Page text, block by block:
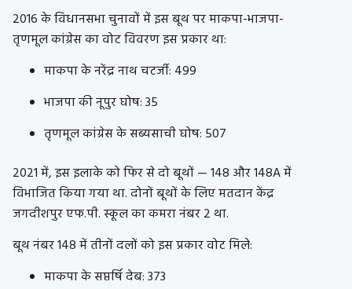
2016 के विधानसभा चुनावों में इस बूथ पर माकपा-भाजपा-
तृणमूल कांग्रेस का वोट विवरण इस प्रकार था:
माकपा के नरेंद्र नाथ चटर्जी: 499
भाजपा की नूपुर घोष: 35
तृणमूल कांग्रेस के सब्यसाची घोष: 507
2021 में, इस इलाके को फिर से दो बूथों — 148 और 148A में
विभाजित किया गया था. दोनों बूथों के लिए मतदान केंद्र
जगदीशपुर एफ.पी. स्कूल का कमरा नंबर 2 था.
बूथ नंबर 148 में तीनों दलों को इस प्रकार वोट मिले:
माकपा के सप्तर्षि देब: 373